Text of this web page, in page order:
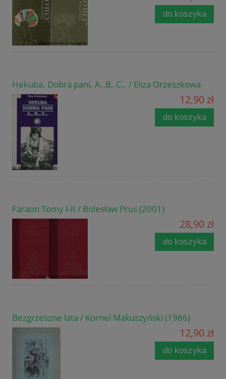
do koszyka
Hekuba. Dobra pani. A..B..C.. / Eliza Orzeszkowa
12,90 zł
do koszyka
Faraon Tomy I-II / Bolesław Prus (2001)
28,90 zł
do koszyka
Bezgrzeszne lata / Kornel Makuszyński (1986)
12,90 zł
do koszyka